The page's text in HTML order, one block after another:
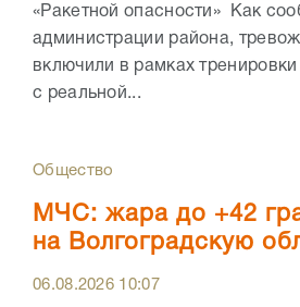
«Ракетной опасности» Как
администрации района,
включили в рамках тренировки
с реальной...
Общество
МЧС: жара до +42
на Волгоградскую
06.08.2026 10:07